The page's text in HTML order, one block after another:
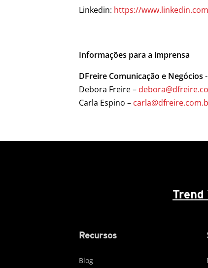
Linkedin: https://
Informações para a imprensa
DFreire Comunicação e Negócios
Debora Freire –
Carla Espino –
Recursos
Blog